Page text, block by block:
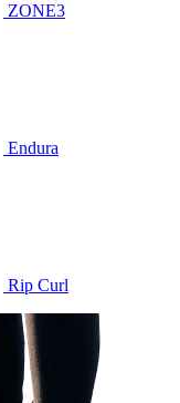
ZONE3
Endura
Rip Curl